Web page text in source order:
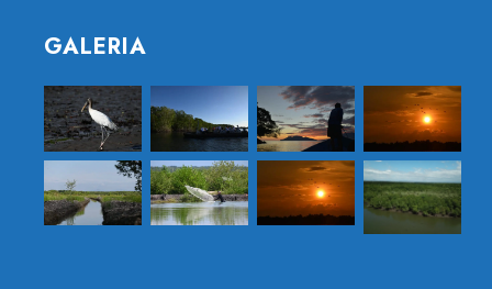
GALERIA